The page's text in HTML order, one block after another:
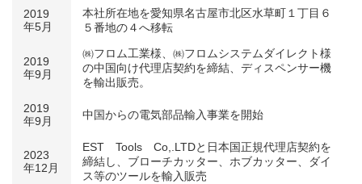
2019
年5月
本社所在地を愛知県名古屋市北区水草町１丁目６
５番地の４へ移転
2019
年9月
㈱フロム工業様、㈱フロムシステムダイレクト様
の中国向け代理店契約を締結、ディスペンサー機
を輸出販売。
2019
年9月
中国からの電気部品輸入事業を開始
2023
年12月
EST Tools Co,.LTDと日本国正規代理店契約を
締結し、ブローチカッター、ホブカッター、ダイ
ス等のツールを輸入販売